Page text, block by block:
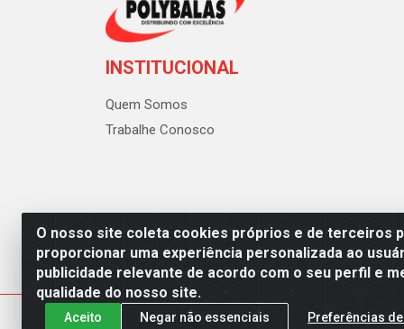
O nosso site coleta cookies próprios e de terceiros
proporcionar uma experiência personalizada ao
publicidade relevante de acordo com o seu perfil e
qualidade do nosso site.
Aceito Negar não essenciais Preferências
INSTITUCIONAL
Quem Somos
Trabalhe Conosco
Polybalas - Rua João Miguel